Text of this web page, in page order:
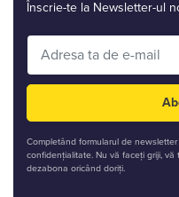
Înscrie-te la Newsletter-ul
Completând formularul de
confidențialitate. Nu vă faceți griji,
dezabona oricând doriți.